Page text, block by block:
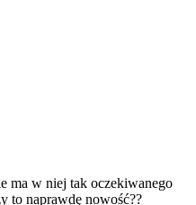
ma w niej tak oczekiwanego
to naprawdę nowość??